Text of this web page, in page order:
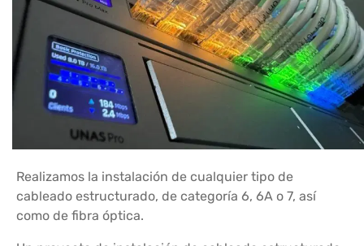
Realizamos la instalación de cualquier tipo de
cableado estructurado, de categoría 6, 6A o 7, así
como de fibra óptica.